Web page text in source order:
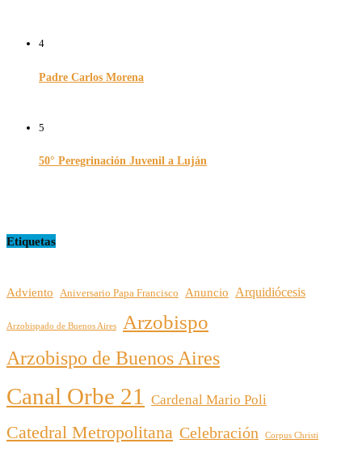
4
Padre Carlos Morena
5
50° Peregrinación Juvenil a Luján
Etiquetas
Adviento Aniversario Papa Francisco Anuncio Arquidiócesis
Arzobispado de Buenos Aires Arzobispo
Arzobispo de Buenos Aires
Canal Orbe 21 Cardenal Mario Poli
Catedral Metropolitana Celebración Corpus Christi